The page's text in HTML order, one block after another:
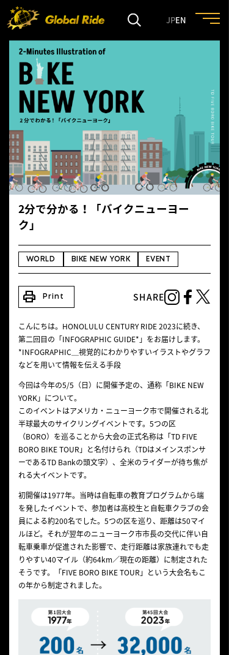
JPEN
HOME
FEATURE
EVENT
CULTURE
TRIP&TRAVEL
ENTRY
NEWS
2分で分かる！「バイクニューヨー
ク」
WORLD BIKE NEW YORK EVENT
print Print SHARE
こんにちは。HONOLULU CENTURY RIDE 2023に続き、
第二回目の「INFOGRAPHIC GUIDE*」をお届けします。
*INFOGRAPHIC＿視覚的にわかりやすいイラストやグラフ
などを用いて情報を伝える手段
今回は今年の5/5（日）に開催予定の、通称「BIKE NEW
YORK」について。
このイベントはアメリカ・ニューヨーク市で開催される北
半球最大のサイクリングイベントです。5つの区
（BORO）を巡ることから大会の正式名称は「TD FIVE
BORO BIKE TOUR」と名付けられ（TDはメインスポンサ
ーであるTD Bankの頭文字）、全米のライダーが待ち焦が
れる大イベントです。
初開催は1977年。当時は自転車の教育プログラムから端
を発したイベントで、参加者は高校生と自転車クラブの会
員による約200名でした。5つの区を巡り、距離は50マイ
ルほど。それが翌年のニューヨーク市市長の交代に伴い自
転車乗車が促進された影響で、走行距離は家族連れでも走
りやすい40マイル（約64km／現在の距離）に制定された
そうです。「FIVE BORO BIKE TOUR」という大会名もこ
の年から制定されました。